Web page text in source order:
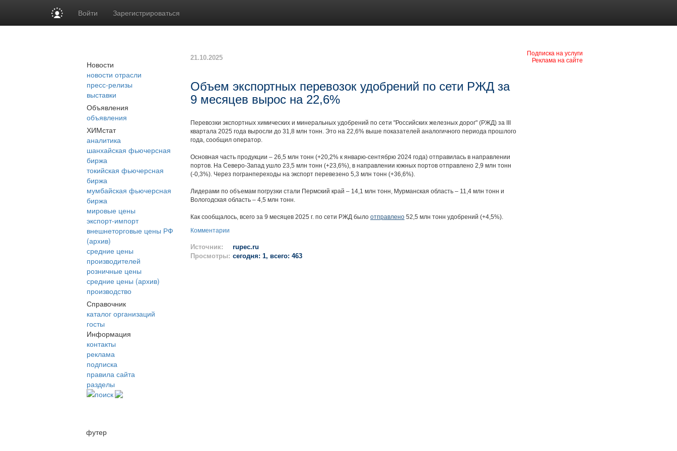
Войти Зарегистрироваться
Новости
новости отрасли
пресс-релизы
выставки
Объявления
объявления
ХИМстат
аналитика
шанхайская фьючерсная
биржа
токийская фьючерсная
биржа
мумбайская фьючерсная
биржа
мировые цены
экспорт-импорт
внешнеторговые цены РФ
(архив)
средние цены
производителей
розничные цены
средние цены (архив)
производство
Справочник
каталог организаций
госты
Информация
контакты
реклама
подписка
правила сайта
разделы
поиск
Подписка на услуги
Реклама на сайте
21.10.2025
Объем экспортных перевозок удобрений по сети РЖД за
9 месяцев вырос на 22,6%
Перевозки экспортных химических и минеральных удобрений по сети "Российских железных дорог" (РЖД) за III
квартала 2025 года выросли до 31,8 млн тонн. Это на 22,6% выше показателей аналогичного периода прошлого
года, сообщил оператор.
Основная часть продукции – 26,5 млн тонн (+20,2% к январю-сентябрю 2024 года) отправилась в направлении
портов. На Северо-Запад ушло 23,5 млн тонн (+23,6%), в направлении южных портов отправлено 2,9 млн тонн
(-0,3%). Через погранпереходы на экспорт перевезено 5,3 млн тонн (+36,6%).
Лидерами по объемам погрузки стали Пермский край – 14,1 млн тонн, Мурманская область – 11,4 млн тонн и
Вологодская область – 4,5 млн тонн.
Как сообщалось, всего за 9 месяцев 2025 г. по сети РЖД было отправлено 52,5 млн тонн удобрений (+4,5%).
Комментарии
Источник:
rupec.ru
Просмотры: сегодня: 1, всего: 463
футер